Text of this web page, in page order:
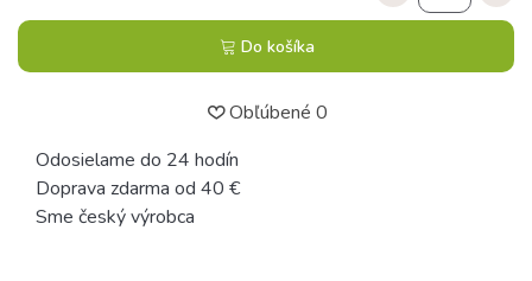
Do košíka
Obľúbené 0
Odosielame do 24 hodín
Doprava zdarma od 40 €
Sme český výrobca